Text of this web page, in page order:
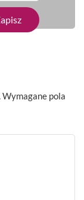
Wymagane pola